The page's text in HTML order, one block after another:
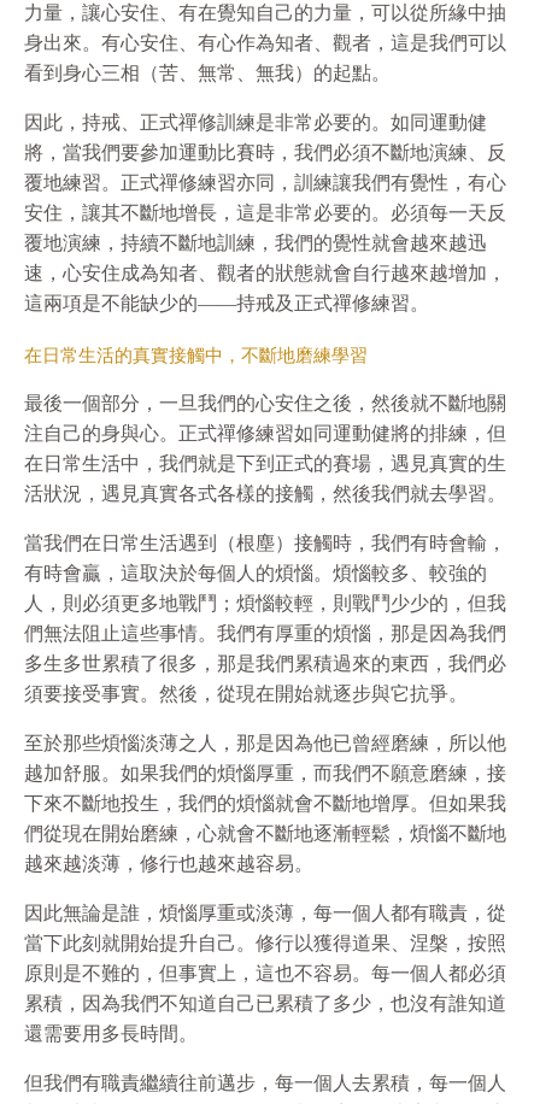
力量，讓心安住、有在覺知自己的力量，可以從所緣中抽
身出來。有心安住、有心作為知者、觀者，這是我們可以
看到身心三相（苦、無常、無我）的起點。
因此，持戒、正式禪修訓練是非常必要的。如同運動健
將，當我們要參加運動比賽時，我們必須不斷地演練、反
覆地練習。正式禪修練習亦同，訓練讓我們有覺性，有心
安住，讓其不斷地增長，這是非常必要的。必須每一天反
覆地演練，持續不斷地訓練，我們的覺性就會越來越迅
速，心安住成為知者、觀者的狀態就會自行越來越增加，
這兩項是不能缺少的——持戒及正式禪修練習。
在日常生活的真實接觸中，不斷地磨練學習
最後一個部分，一旦我們的心安住之後，然後就不斷地關
注自己的身與心。正式禪修練習如同運動健將的排練，但
在日常生活中，我們就是下到正式的賽場，遇見真實的生
活狀況，遇見真實各式各樣的接觸，然後我們就去學習。
當我們在日常生活遇到（根塵）接觸時，我們有時會輸，
有時會贏，這取決於每個人的煩惱。煩惱較多、較強的
人，則必須更多地戰鬥；煩惱較輕，則戰鬥少少的，但我
們無法阻止這些事情。我們有厚重的煩惱，那是因為我們
多生多世累積了很多，那是我們累積過來的東西，我們必
須要接受事實。然後，從現在開始就逐步與它抗爭。
至於那些煩惱淡薄之人，那是因為他已曾經磨練，所以他
越加舒服。如果我們的煩惱厚重，而我們不願意磨練，接
下來不斷地投生，我們的煩惱就會不斷地增厚。但如果我
們從現在開始磨練，心就會不斷地逐漸輕鬆，煩惱不斷地
越來越淡薄，修行也越來越容易。
因此無論是誰，煩惱厚重或淡薄，每一個人都有職責，從
當下此刻就開始提升自己。修行以獲得道果、涅槃，按照
原則是不難的，但事實上，這也不容易。每一個人都必須
累積，因為我們不知道自己已累積了多少，也沒有誰知道
還需要用多長時間。
但我們有職責繼續往前邁步，每一個人去累積，每一個人